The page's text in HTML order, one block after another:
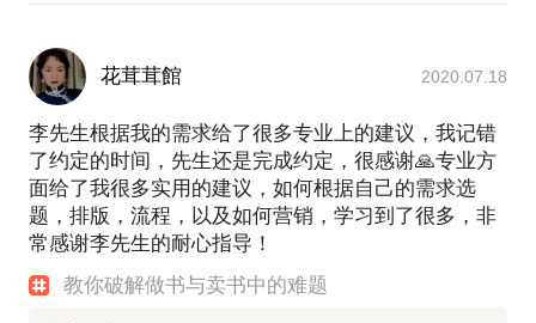
花茸茸館 2020.07.18
李先生根据我的需求给了很多专业上的建议，我记错
了约定的时间，先生还是完成约定，很感谢🙏专业方
面给了我很多实用的建议，如何根据自己的需求选
题，排版，流程，以及如何营销，学习到了很多，非
常感谢李先生的耐心指导！
教你破解做书与卖书中的难题